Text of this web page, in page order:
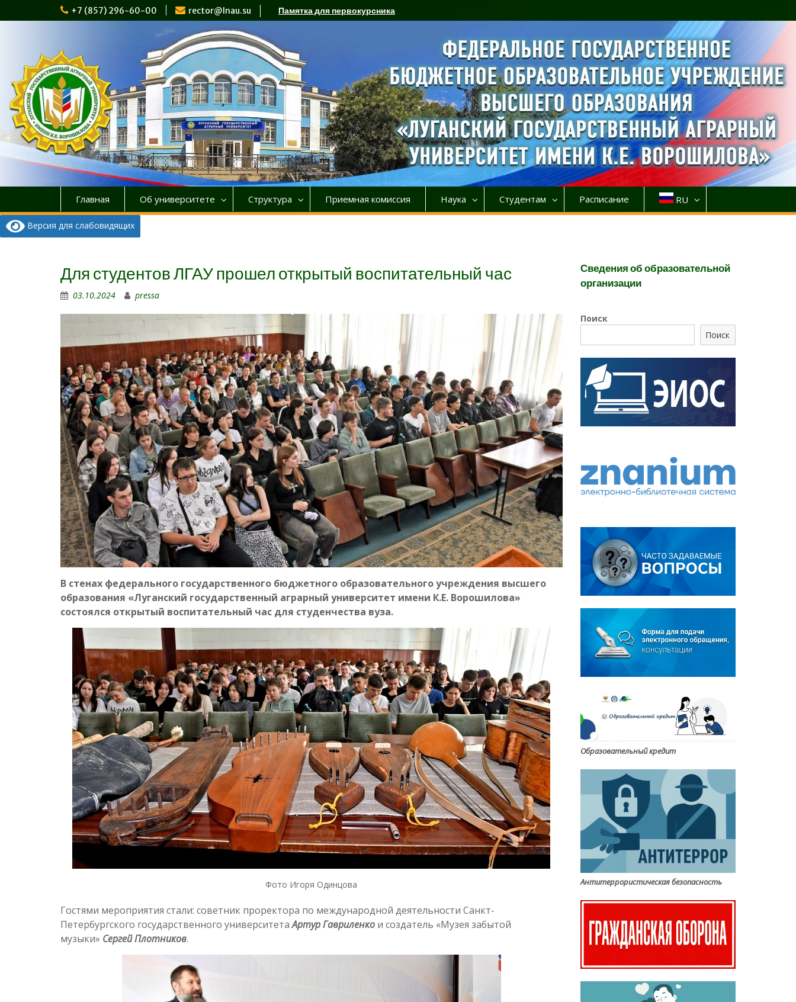
к
+7 (857) 296-60-00 rector@lnau.su Памятка для первокурсника
Главная Об университете Структура Приемная комиссия Наука Студентам Расписание RU
Версия для слабовидящих
Для студентов ЛГАУ прошел открытый воспитательный час
03.10.2024 pressa
В стенах федерального государственного бюджетного образовательного учреждения высшего
образования «Луганский государственный аграрный университет имени К.Е. Ворошилова»
состоялся открытый воспитательный час для студенчества вуза.
Фото Игоря Одинцова
Гостями мероприятия стали: советник проректора по международной деятельности Санкт-
Петербургского государственного университетаАртур Гавриленко и создатель «Музея забытой
музыки» Сергей Плотников.
Сведения об образовательной
организации
Поиск
Поиск
Образовательный кредит
Антитеррористическая безопасность